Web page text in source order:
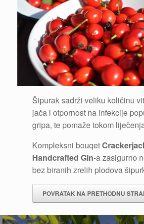
Šipurak sadrži veliku količinu
jača i otpornost na infekcije
gripa, te pomaže tokom
Kompleksni bouqet
Handcrafted Gin-a zasigurno
bez biranih zrelih plodova